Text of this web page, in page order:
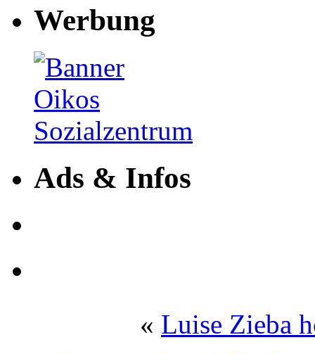
Werbung
Ads & Infos
« Luise Zieba